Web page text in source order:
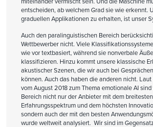
entscheiden, ab welchem Grad sie wie erkennt.
graduellen Applikationen zu erhalten, ist unser
Auch den paralinguistischen Bereich
Wettbewerber nicht. Viele
wie vor textbasiert, während sie nonverbale
klassifizieren. Hinzu kommt unsere klassische
akustischer Szenen, die wir auch bei
können. Auch das haben die anderen nicht.
vom August 2018 zum Thema emotionale AI
Bereich nicht nur der Anbieter mit dem breitesten
Erfahrungsspektrum und dem höchsten
sondern auch der mit den besten
wurde weltweit analysiert. Wir sind im